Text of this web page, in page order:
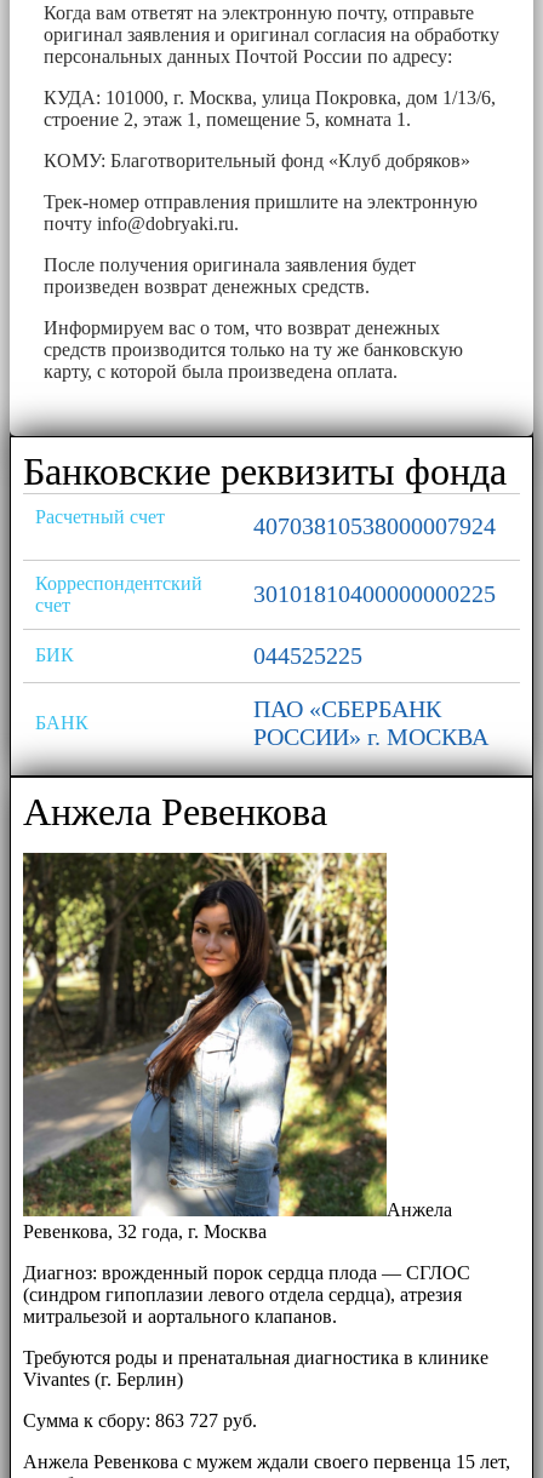
Когда вам ответят на электронную почту, отправьте
оригинал заявления и оригинал согласия на обработку
персональных данных Почтой России по адресу:
КУДА: 101000, г. Москва, улица Покровка, дом 1/13/6,
строение 2, этаж 1, помещение 5, комната 1.
КОМУ: Благотворительный фонд «Клуб добряков»
Трек-номер отправления пришлите на электронную
почту info@dobryaki.ru.
После получения оригинала заявления будет
произведен возврат денежных средств.
Информируем вас о том, что возврат денежных
средств производится только на ту же банковскую
карту, с которой была произведена оплата.
Банковские реквизиты фонда
Расчетный счет 40703810538000007924
Корреспондентский
счет
30101810400000000225
БИК 044525225
БАНК
ПАО «СБЕРБАНК
РОССИИ» г. МОСКВА
Анжела Ревенкова
Анжела
Ревенкова, 32 года, г. Москва
Диагноз: врожденный порок сердца плода — СГЛОС
(синдром гипоплазии левого отдела сердца), атрезия
митральезой и аортального клапанов.
Требуются роды и пренатальная диагностика в клинике
Vivantes (г. Берлин)
Сумма к сбору: 863 727 руб.
Анжела Ревенкова с мужем ждали своего первенца 15 лет,